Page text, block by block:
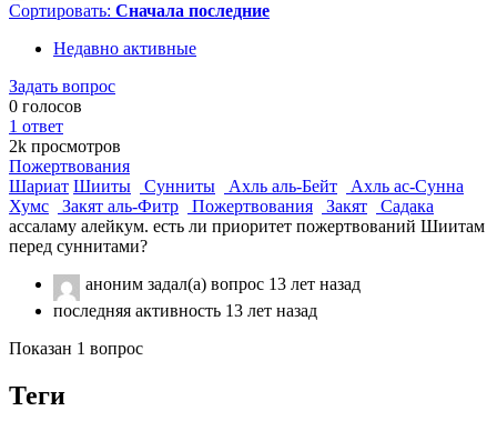
Сортировать: Сначала последние
Недавно активные
Задать вопрос
0 голосов
1 ответ
2k просмотров
Пожертвования
Шариат Шииты Сунниты Ахль аль-Бейт
Ахль ас-Сунна
Хумс
Закят аль-Фитр Пожертвования Закят
Садака
ассаламу алейкум. есть ли приоритет пожертвований Шиитам
перед суннитами?
аноним задал(а) вопрос 13 лет назад
последняя активность 13 лет назад
Показан 1 вопрос
Теги